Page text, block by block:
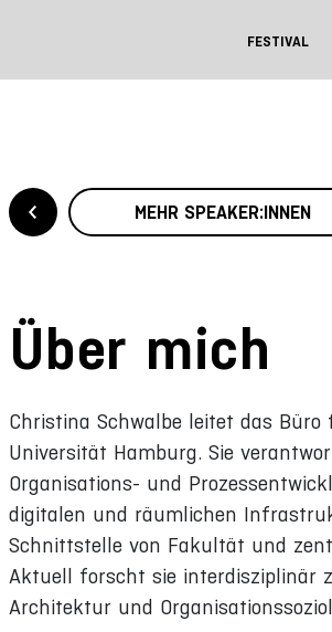
FESTIVAL
MEHR SPEAKER:INNEN
Über mich
Christina Schwalbe leitet das
Universität Hamburg. Sie
Organisations- und
digitalen und räumlichen
Schnittstelle von Fakultät und
Aktuell forscht sie interdisziplinär
Architektur und